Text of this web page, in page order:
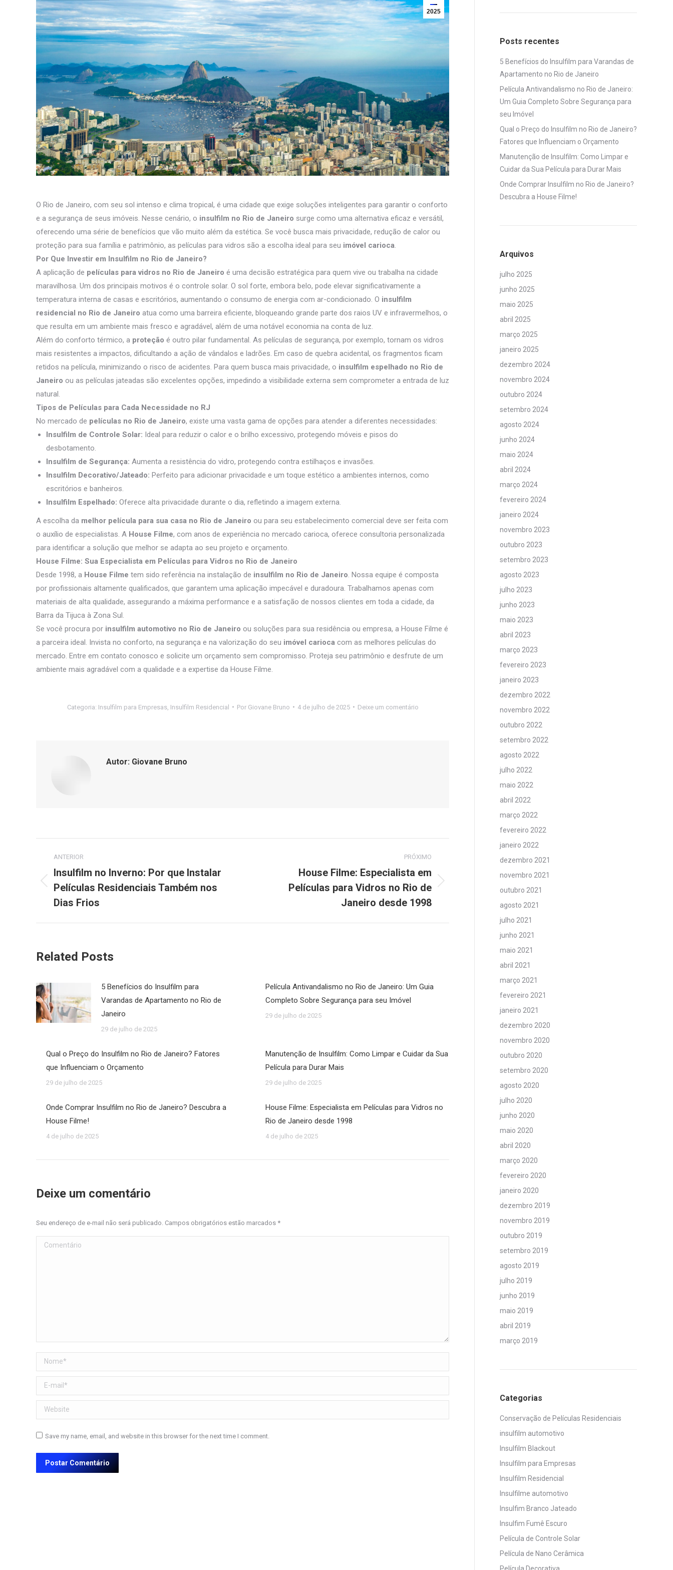
2025
O Rio de Janeiro, com seu sol intenso e clima tropical, é uma cidade que exige soluções inteligentes para garantir o conforto
e a segurança de seus imóveis. Nesse cenário, o insulfilm no Rio de Janeiro surge como uma alternativa eficaz e versátil,
oferecendo uma série de benefícios que vão muito além da estética. Se você busca mais privacidade, redução de calor ou
proteção para sua família e patrimônio, as películas para vidros são a escolha ideal para seu imóvel carioca
Por Que Investir em Insulfilm no Rio de Janeiro?
A aplicação de películas para vidros no Rio de Janeiro é uma decisão estratégica para quem vive ou trabalha na cidade
maravilhosa. Um dos principais motivos é o controle solar. O sol forte, embora belo, pode elevar significativamente a
temperatura interna de casas e escritórios, aumentando o consumo de energia com ar-condicionado. O insulfilm
residencial no Rio de Janeiro atua como uma barreira eficiente, bloqueando grande parte dos raios UV e infravermelhos, o
que resulta em um ambiente mais fresco e agradável, além de uma notável economia na conta de luz.
Além do conforto térmico, a proteção é outro pilar fundamental. As películas de segurança, por exemplo, tornam os vidros
mais resistentes a impactos, dificultando a ação de vândalos e ladrões. Em caso de quebra acidental, os fragmentos ficam
retidos na película, minimizando o risco de acidentes. Para quem busca mais privacidade, o insulfilm espelhado no Rio de
Janeiro ou as películas jateadas são excelentes opções, impedindo a visibilidade externa sem comprometer a entrada de luz
natural.
Tipos de Películas para Cada Necessidade no RJ
No mercado de películas no Rio de Janeiro, existe uma vasta gama de opções para atender a diferentes necessidades:
Insulfilm de Controle Solar: Ideal para reduzir o calor e o brilho excessivo, protegendo móveis e pisos do
desbotamento.
Insulfilm de Segurança: Aumenta a resistência do vidro, protegendo contra estilhaços e invasões.
Insulfilm Decorativo/Jateado: Perfeito para adicionar privacidade e um toque estético a ambientes internos, como
escritórios e banheiros.
Insulfilm Espelhado: Oferece alta privacidade durante o dia, refletindo a imagem externa.
A escolha da melhor película para sua casa no Rio de Janeiro ou para seu estabelecimento comercial deve ser feita com
o auxílio de especialistas. A House Filme, com anos de experiência no mercado carioca, oferece consultoria personalizada
para identificar a solução que melhor se adapta ao seu projeto e orçamento.
House Filme: Sua Especialista em Películas para Vidros no Rio de Janeiro
Desde 1998, a House Filme tem sido referência na instalação de insulfilm no Rio de Janeiro . Nossa equipe é composta
por profissionais altamente qualificados, que garantem uma aplicação impecável e duradoura. Trabalhamos apenas com
materiais de alta qualidade, assegurando a máxima performance e a satisfação de nossos clientes em toda a cidade, da
Barra da Tijuca à Zona Sul.
Se você procura por insulfilm automotivo no Rio de Janeiro ou soluções para sua residência ou empresa, a House Filme é
a parceira ideal. Invista no conforto, na segurança e na valorização do seu imóvel carioca com as melhores películas do
mercado. Entre em contato conosco e solicite um orçamento sem compromisso. Proteja seu patrimônio e desfrute de um
ambiente mais agradável com a qualidade e a expertise da House Filme.
Categoria: Insulfilm para Empresas, Insulfilm Residencial Por Giovane Bruno 4 de julho de 2025 Deixe um comentário
Autor: Giovane Bruno
de
post:
ANTERIOR
Post
anterior:
Insulfilm no Inverno: Por que Instalar
Películas Residenciais Também nos
Dias Frios
PRÓXIMO
House Filme: Especialista em
Películas para Vidros no Rio de
Janeiro desde 1998
Related Posts
5 Benefícios do Insulfilm para
Varandas de Apartamento no Rio de
Janeiro
29 de julho de 2025
Película Antivandalismo no Rio de Janeiro: Um Guia
Completo Sobre Segurança para seu Imóvel
29 de julho de 2025
Qual o Preço do Insulfilm no Rio de Janeiro? Fatores
que Influenciam o Orçamento
29 de julho de 2025
Manutenção de Insulfilm: Como Limpar e Cuidar da Sua
Película para Durar Mais
29 de julho de 2025
Onde Comprar Insulfilm no Rio de Janeiro? Descubra a
House Filme!
4 de julho de 2025
House Filme: Especialista em Películas para Vidros no
Rio de Janeiro desde 1998
4 de julho de 2025
Deixe um comentário
Seu endereço de e-mail não será publicado. Campos obrigatórios estão marcados *
Comentário
Nome *
E-mail *
Website
Save my name, email, and website in this browser for the next time I comment.
Postar Comentário
Posts recentes
5 Benefícios do Insulfilm para Varandas de
Apartamento no Rio de Janeiro
Película Antivandalismo no Rio de Janeiro:
Um Guia Completo Sobre Segurança para
seu Imóvel
Qual o Preço do Insulfilm no Rio de Janeiro?
Fatores que Influenciam o Orçamento
Manutenção de Insulfilm: Como Limpar e
Cuidar da Sua Película para Durar Mais
Onde Comprar Insulfilm no Rio de Janeiro?
Descubra a House Filme!
Arquivos
julho 2025
junho 2025
maio 2025
abril 2025
março 2025
janeiro 2025
dezembro 2024
novembro 2024
outubro 2024
setembro 2024
agosto 2024
junho 2024
maio 2024
abril 2024
março 2024
fevereiro 2024
janeiro 2024
novembro 2023
outubro 2023
setembro 2023
agosto 2023
julho 2023
junho 2023
maio 2023
abril 2023
março 2023
fevereiro 2023
janeiro 2023
dezembro 2022
novembro 2022
outubro 2022
setembro 2022
agosto 2022
julho 2022
maio 2022
abril 2022
março 2022
fevereiro 2022
janeiro 2022
dezembro 2021
novembro 2021
outubro 2021
agosto 2021
julho 2021
junho 2021
maio 2021
abril 2021
março 2021
fevereiro 2021
janeiro 2021
dezembro 2020
novembro 2020
outubro 2020
setembro 2020
agosto 2020
julho 2020
junho 2020
maio 2020
abril 2020
março 2020
fevereiro 2020
janeiro 2020
dezembro 2019
novembro 2019
outubro 2019
setembro 2019
agosto 2019
julho 2019
junho 2019
maio 2019
abril 2019
março 2019
Categorias
Conservação de Películas Residenciais
insulfilm automotivo
Insulfilm Blackout
Insulfilm para Empresas
Insulfilm Residencial
Insulfilme automotivo
Insulfim Branco Jateado
Insulfim Fumê Escuro
Película de Controle Solar
Película de Nano Cerâmica